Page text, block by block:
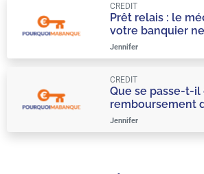
Prêt relais : le
votre banquier
qu’à moitié
CREDIT
Jennifer
Que se passe-t-il
remboursement
CREDIT
Jennifer